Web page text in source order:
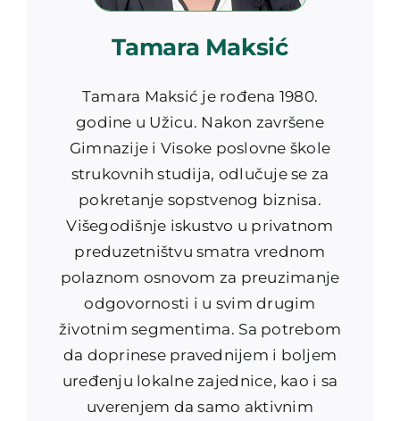
Tamara Maksić
Tamara Maksić je rođena 1980.
godine u Užicu. Nakon završene
Gimnazije i Visoke poslovne škole
strukovnih studija, odlučuje se za
pokretanje sopstvenog biznisa.
Višegodišnje iskustvo u privatnom
preduzetništvu smatra vrednom
polaznom osnovom za preuzimanje
odgovornosti i u svim drugim
životnim segmentima. Sa potrebom
da doprinese pravednijem i boljem
uređenju lokalne zajednice, kao i sa
uverenjem da samo aktivnim